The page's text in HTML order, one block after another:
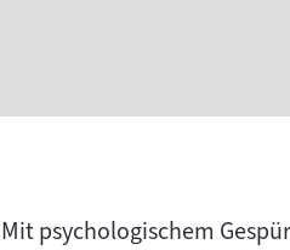
Mit psychologischem